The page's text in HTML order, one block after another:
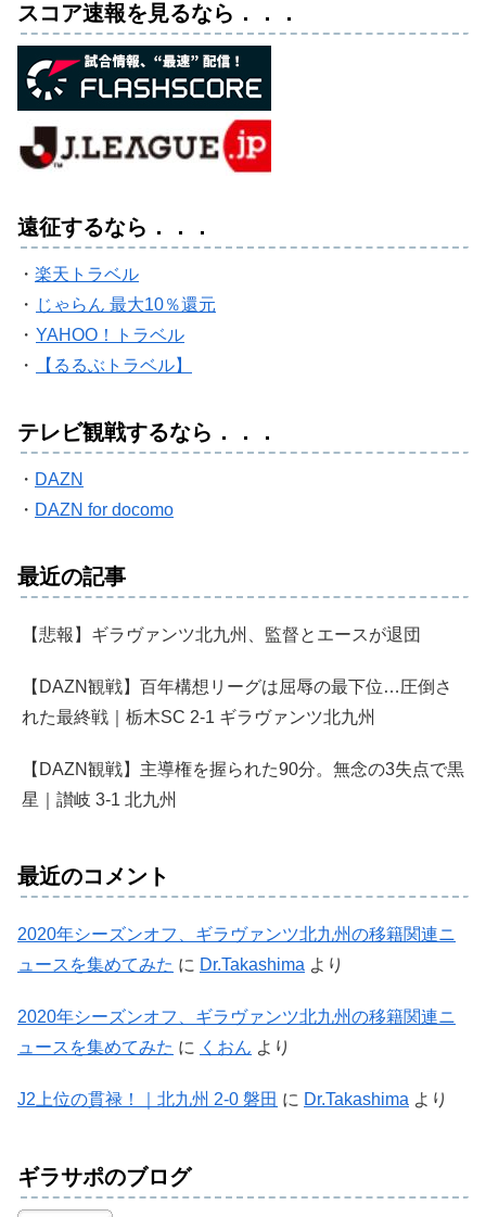
スコア速報を見るなら．．．
遠征するなら．．．
・ 楽天トラベル
・ じゃらん 最大10％還元
・ YAHOO！トラベル
・
【るるぶトラベル】
テレビ観戦するなら．．．
・ DAZN
・ DAZN for docomo
最近の記事
【悲報】ギラヴァンツ北九州、監督とエースが退団
【DAZN観戦】百年構想リーグは屈辱の最下位…圧倒さ
れた最終戦｜栃木SC 2-1 ギラヴァンツ北九州
【DAZN観戦】主導権を握られた90分。無念の3失点で黒
星｜讃岐 3-1 北九州
最近のコメント
2020年シーズンオフ、ギラヴァンツ北九州の移籍関連ニ
ュースを集めてみた に Dr.Takashima より
2020年シーズンオフ、ギラヴァンツ北九州の移籍関連ニ
ュースを集めてみた に くおん より
J2上位の貫禄！｜北九州 2-0 磐田 に Dr.Takashima より
ギラサポのブログ